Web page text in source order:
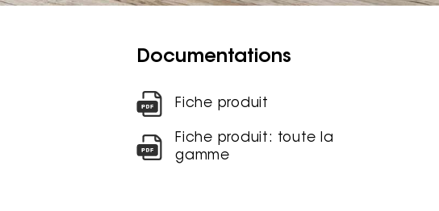
Documentations
Fiche produit
Fiche produit: toute la
gamme